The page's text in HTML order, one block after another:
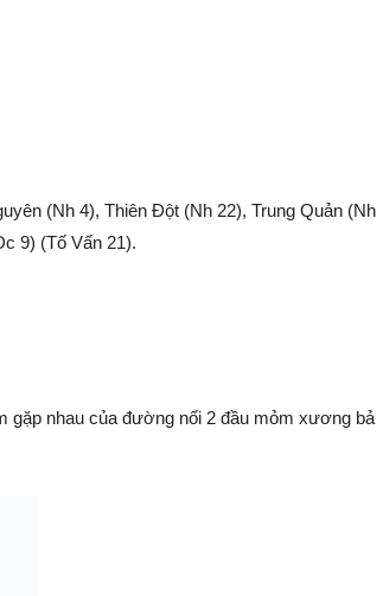
(Nh 4), Thiên Đột (Nh 22), Trung Quản (Nh
9) (Tố Vấn 21).
gặp nhau của đường nối 2 đầu mỏm xương bả